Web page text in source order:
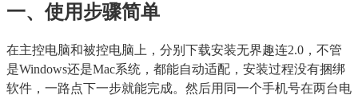
一、使用步骤简单
在主控电脑和被控电脑上，分别下载安装无界趣连2.0，不管
是Windows还是Mac系统，都能自动适配，安装过程没有捆绑
软件，一路点下一步就能完成。然后用同一个手机号在两台电